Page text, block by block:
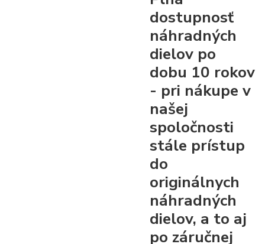
dostupnosť
náhradných
dielov po
dobu 10 rokov
- pri nákupe v
našej
spoločnosti
stále prístup
do
originálnych
náhradných
dielov, a to aj
po záručnej